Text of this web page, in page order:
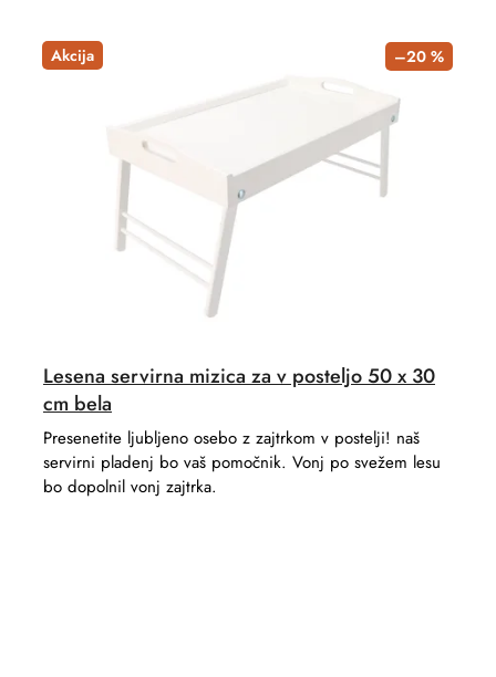
Akcija –20 %
Lesena servirna mizica za v posteljo 50 x 30
cm bela
Presenetite ljubljeno osebo z zajtrkom v postelji! naš
servirni pladenj bo vaš pomočnik. Vonj po svežem lesu
bo dopolnil vonj zajtrka.